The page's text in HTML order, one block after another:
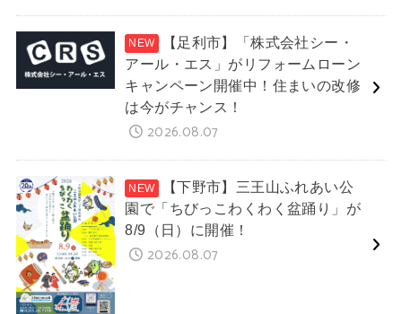
【足利市】「株式会社シー・
アール・エス」がリフォームローン
キャンペーン開催中！住まいの改修
は今がチャンス！
2026.08.07
【下野市】三王山ふれあい公
園で「ちびっこわくわく盆踊り」が
8/9（日）に開催！
2026.08.07